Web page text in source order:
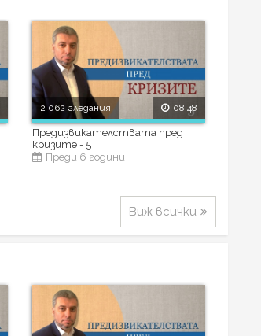
2 062 гледания 08:48
Предизвикателствата пред
кризите - 5
Преди 6 години
Виж всички